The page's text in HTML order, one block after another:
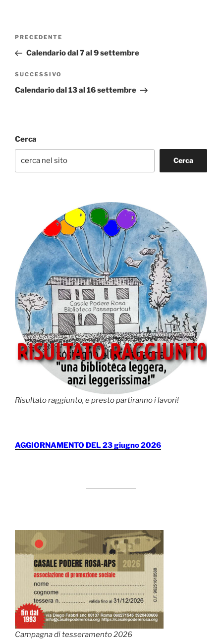
Navigazione
Articolo
precedente:
PRECEDENTE
Calendario dal 7 al 9 settembre
Articolo
successivo
SUCCESSIVO
Calendario dal 13 al 16 settembre
Cerca
Cerca
Risultato raggiunto, e presto partiranno i lavori!
AGGIORNAMENTO DEL 23 giugno 2026
Campagna di tesseramento 2026